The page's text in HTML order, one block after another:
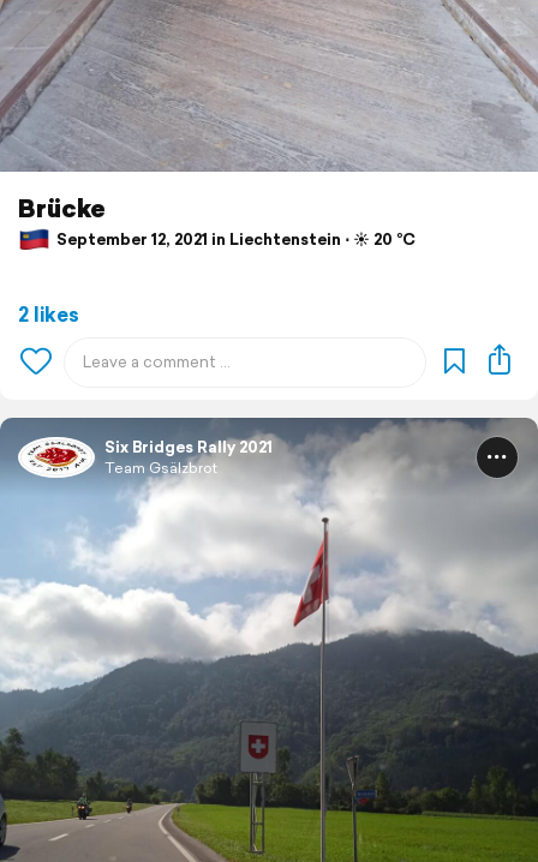
Brücke
September 12, 2021 in Liechtenstein ⋅ ☀️ 20 °C
2 likes
Six Bridges Rally 2021
Team Gsälzbrot